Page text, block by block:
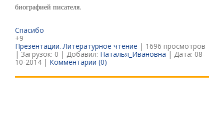
биографией писателя.
Спасибо
+9
Презентации. Литературное чтение | 1696 просмотров
| Загрузок: 0 | Добавил: Наталья_Ивановна | Дата:08-
10-2014 | Комментарии (0)